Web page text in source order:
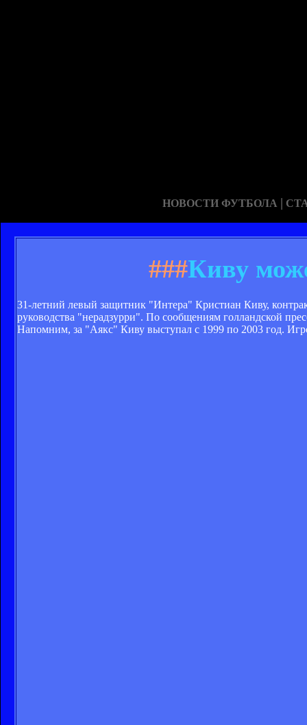
НОВОСТИ ФУТБОЛА |
###Киву
31-летний левый защитник "Интера" Кристиан Киву,
руководства "нерадзурри". По сообщениям голландской
Напомним, за "Аякс" Киву выступал с 1999 по 2003 год.